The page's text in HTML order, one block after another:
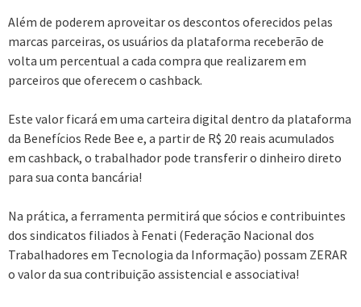
Além de poderem aproveitar os descontos oferecidos pelas
marcas parceiras, os usuários da plataforma receberão de
volta um percentual a cada compra que realizarem em
parceiros que oferecem o cashback.
Este valor ficará em uma carteira digital dentro da plataforma
da Benefícios Rede Bee e, a partir de R$ 20 reais acumulados
em cashback, o trabalhador pode transferir o dinheiro direto
para sua conta bancária!
Na prática, a ferramenta permitirá que sócios e contribuintes
dos sindicatos filiados à Fenati (Federação Nacional dos
Trabalhadores em Tecnologia da Informação) possam ZERAR
o valor da sua contribuição assistencial e associativa!